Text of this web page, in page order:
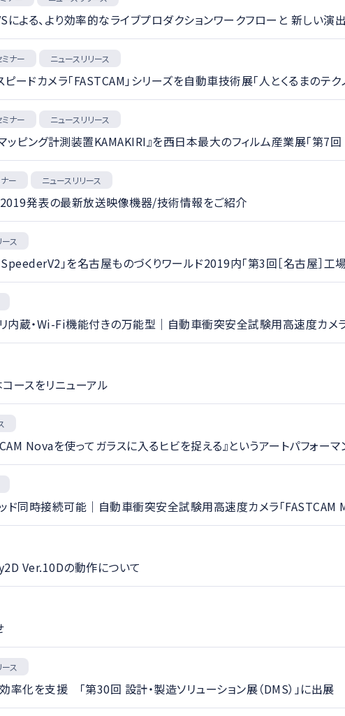
による、より効率的なライブプロダクションワークフローと 新しい演
ミナー ニュースリリース
ドカメラ「FASTCAM」シリーズを自動車技術展「人とくるまのテ
ミナー ニュースリリース
ピング計測装置KAMAKIRI』を西日本最大のフィルム産業展「第7
ー ニュースリリース
発表の最新放送映像機器/技術情報をご紹介
ス
」を名古屋ものづくりワールド2019内「第3回［名古屋］工
内蔵・Wi-Fi機能付きの万能型｜自動車衝突安全試験用高速度カメ
ースをリニューアル
Novaを使ってガラスに入るヒビを捉える』というアートパフォー
ド同時接続可能｜自動車衝突安全試験用高速度カメラ「FASTCAM
Ver.10Dの動作について
ス
化を支援 「第30回 設計・製造ソリューション展（DMS）」に出展